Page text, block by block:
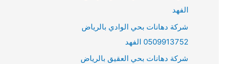
rالفهد
شركة دهانات بحي الوادي بالرياض
0509913752 الفهد
شركة دهانات بحي العقيق بالرياض